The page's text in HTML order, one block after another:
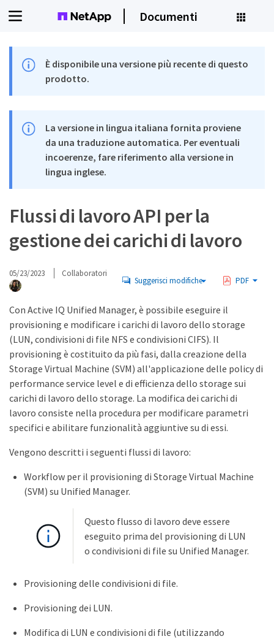
Documenti
È disponibile una versione più recente di questo
prodotto.
La versione in lingua italiana fornita proviene
da una traduzione automatica. Per eventuali
incoerenze, fare riferimento alla versione in
lingua inglese.
Flussi di lavoro API per la
gestione dei carichi di lavoro
05/23/2023 Collaboratori
Suggerisci modifiche PDF
Con Active IQ Unified Manager, è possibile eseguire il
provisioning e modificare i carichi di lavoro dello storage
(LUN, condivisioni di file NFS e condivisioni CIFS). Il
provisioning è costituito da più fasi, dalla creazione della
Storage Virtual Machine (SVM) all'applicazione delle policy di
performance service level e di efficienza dello storage sui
carichi di lavoro dello storage. La modifica dei carichi di
lavoro consiste nella procedura per modificare parametri
specifici e abilitare funzionalità aggiuntive su di essi.
Vengono descritti i seguenti flussi di lavoro:
Workflow per il provisioning di Storage Virtual Machine
(SVM) su Unified Manager.
Questo flusso di lavoro deve essere
eseguito prima del provisioning di LUN
o condivisioni di file su Unified Manager.
Provisioning delle condivisioni di file.
Provisioning dei LUN.
Modifica di LUN e condivisioni di file (utilizzando